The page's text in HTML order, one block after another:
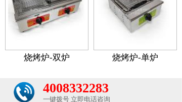
烧烤炉-双炉 烧烤炉-单炉
4008332283
一键拨号 立即电话咨询